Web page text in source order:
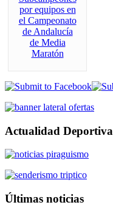
Actualidad Deportiva
Últimas noticias